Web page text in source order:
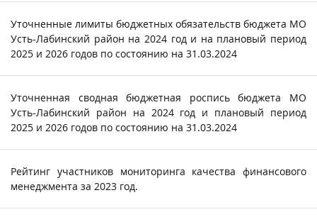
Уточненные лимиты бюджетных обязательств бюджета МО
Усть-Лабинский район на 2024 год и на плановый период
2025 и 2026 годов по состоянию на 31.03.2024
Уточненная сводная бюджетная роспись бюджета МО
Усть-Лабинский район на 2024 год и плановый период
2025 и 2026 годов по состоянию на 31.03.2024
Рейтинг участников мониторинга качества финансового
менеджмента за 2023 год.